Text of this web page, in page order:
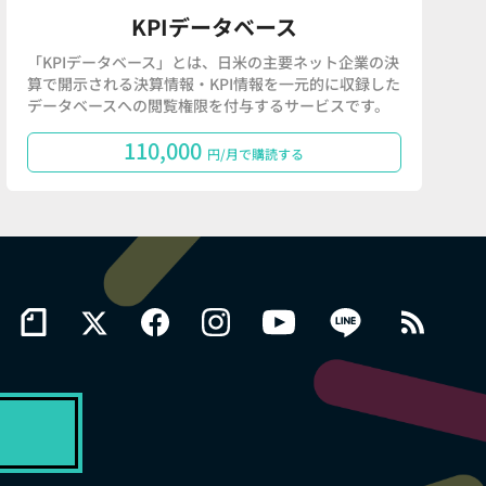
KPIデータベース
「KPIデータベース」とは、日米の主要ネット企業の決
算で開示される決算情報・KPI情報を一元的に収録した
データベースへの閲覧権限を付与するサービスです。
110,000 円/月で購読する